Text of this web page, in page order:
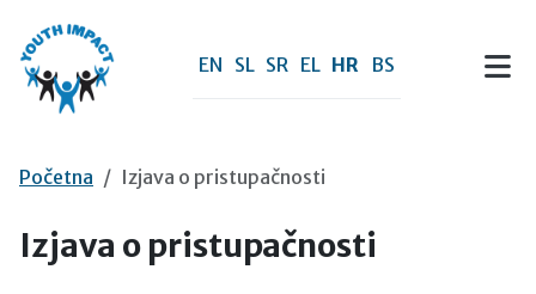
EN SL SR EL HR BS
Početna Izjava o pristupačnosti
Izjava o pristupačnosti